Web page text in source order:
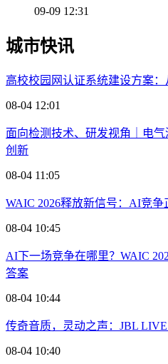
09-09 12:31
城市快讯
高校校园网认证系统建设方案
08-04 12:01
面向检测技术、研发视角｜电
创新
08-04 11:05
WAIC 2026释放新信号：AI竞
08-04 10:45
AI下一场竞争在哪里？WAIC
答案
08-04 10:44
传奇音质，灵动之声：JBL
08-04 10:40